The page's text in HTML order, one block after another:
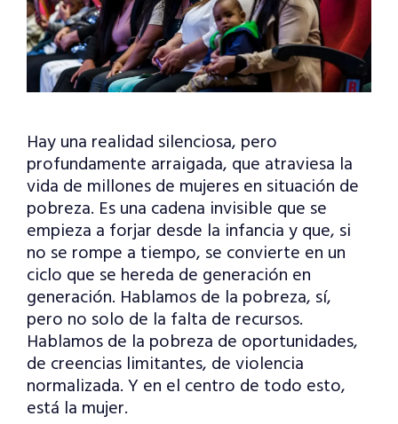
Hay una realidad silenciosa, pero
profundamente arraigada, que atraviesa la
vida de millones de mujeres en situación de
pobreza. Es una cadena invisible que se
empieza a forjar desde la infancia y que, si
no se rompe a tiempo, se convierte en un
ciclo que se hereda de generación en
generación. Hablamos de la pobreza, sí,
pero no solo de la falta de recursos.
Hablamos de la pobreza de oportunidades,
de creencias limitantes, de violencia
normalizada. Y en el centro de todo esto,
está la mujer.